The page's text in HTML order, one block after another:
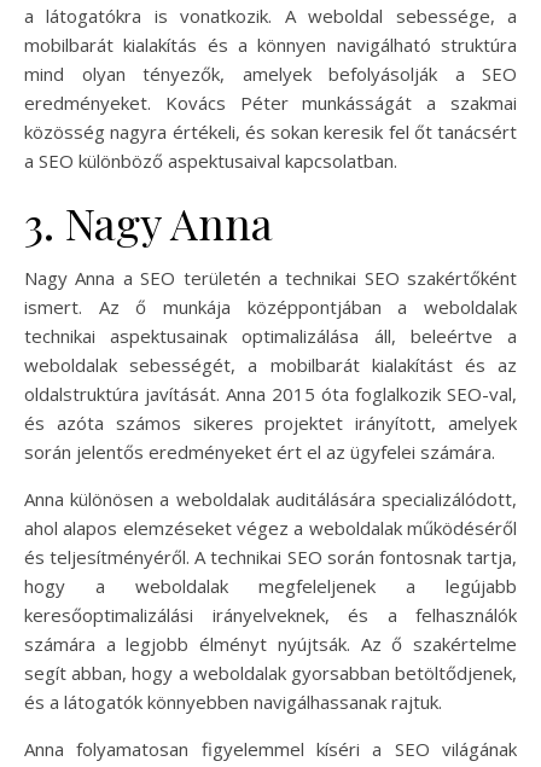
a látogatókra is vonatkozik. A weboldal sebessége, a
mobilbarát kialakítás és a könnyen navigálható struktúra
mind olyan tényezők, amelyek befolyásolják a SEO
eredményeket. Kovács Péter munkásságát a szakmai
közösség nagyra értékeli, és sokan keresik fel őt tanácsért
a SEO különböző aspektusaival kapcsolatban.
3. Nagy Anna
Nagy Anna a SEO területén a technikai SEO szakértőként
ismert. Az ő munkája középpontjában a weboldalak
technikai aspektusainak optimalizálása áll, beleértve a
weboldalak sebességét, a mobilbarát kialakítást és az
oldalstruktúra javítását. Anna 2015 óta foglalkozik SEO-val,
és azóta számos sikeres projektet irányított, amelyek
során jelentős eredményeket ért el az ügyfelei számára.
Anna különösen a weboldalak auditálására specializálódott,
ahol alapos elemzéseket végez a weboldalak működéséről
és teljesítményéről. A technikai SEO során fontosnak tartja,
hogy a weboldalak megfeleljenek a legújabb
keresőoptimalizálási irányelveknek, és a felhasználók
számára a legjobb élményt nyújtsák. Az ő szakértelme
segít abban, hogy a weboldalak gyorsabban betöltődjenek,
és a látogatók könnyebben navigálhassanak rajtuk.
Anna folyamatosan figyelemmel kíséri a SEO világának